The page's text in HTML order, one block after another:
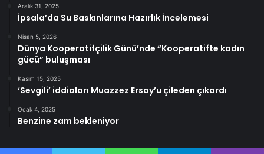
Aralık 31, 2025
İpsala’da Su Baskınlarına Hazırlık İncelemesi
Nisan 5, 2026
Dünya Kooperatifçilik Günü’nde “Kooperatifte kadın
gücü” buluşması
Kasım 15, 2025
‘Sevgili’ iddiaları Muazzez Ersoy’u çileden çıkardı
Ocak 4, 2025
Benzine zam bekleniyor